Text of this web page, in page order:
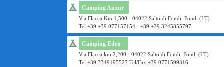
Camping Anxur
Via Flacca Km 1,500 - 04022 Salto di Fondi, Fondi (LT)
Tel +39 +39.077157154 - +39 +39.3245855797
Camping Eden
Via Flacca km 2,200 - 04022 Salto di Fondi, Fondi (LT)
Tel +39 3349195527 Tel/Fax +39 0771599316